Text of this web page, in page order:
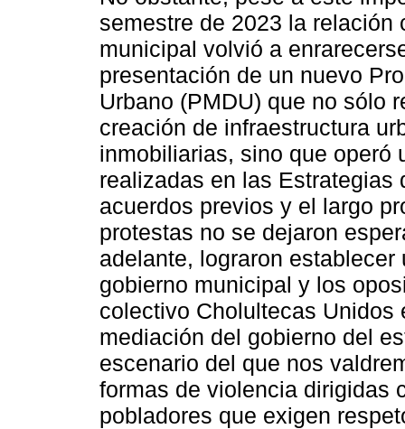
semestre de 2023 la
municipal volvió a
presentación de un nuevo
Urbano (PMDU) que no sólo
creación de infraestructura
inmobiliarias, sino que operó
realizadas en las Estrategias
acuerdos previos y el largo
protestas no se dejaron
adelante, lograron
gobierno municipal y los
colectivo Cholultecas Unidos
mediación del gobierno del
escenario del que nos
formas de violencia dirigidas
pobladores que exigen